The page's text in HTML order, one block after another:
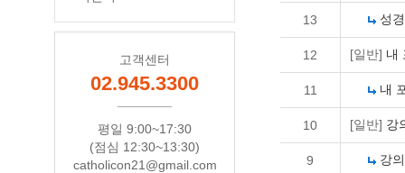
고객센터
02.945.3300
평일 9:00~17:30
(점심 12:30~13:30)
catholicon21@gmail.com
13 성
12 [일반] 내
11 내
10 [일반] 강
9 강